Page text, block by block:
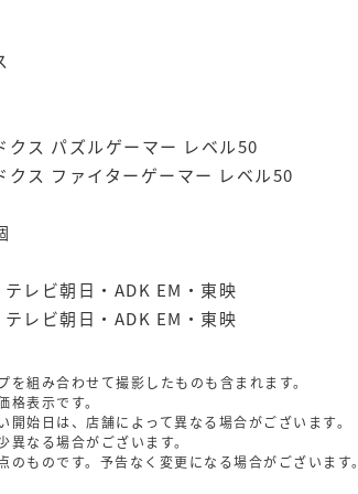
クス パズルゲーマー レベル50
クス ファイターゲーマー レベル50
テレビ朝日・ADK EM・東映
テレビ朝日・ADK EM・東映
組み合わせて撮影したものも含まれます。
表示です。
始日は、店舗によって異なる場合がございます。
なる場合がございます。
ものです。予告なく変更になる場合がございます。